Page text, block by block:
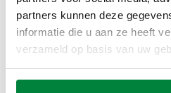
partners kunnen deze
informatie die u aan ze heeft
verzameld op basis van uw
daarom de hele installatie moet
toepassing. De bouwlagen zijn
huurwoningen, zodat eventuele
centraal worden beheerd. Alle